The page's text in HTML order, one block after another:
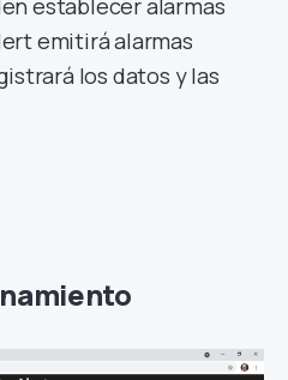
establecer alarmas
emitirá alarmas
los datos y las